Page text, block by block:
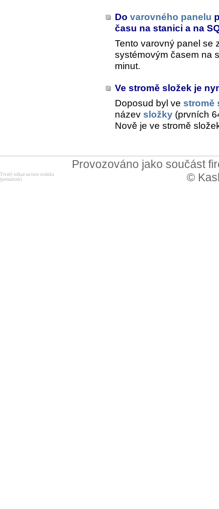
Do varovného panelu
času na stanici a na
Tento varovný panel se
systémovým časem na
minut.
Ve stromě složek je
Doposud byl ve stromě
název složky (prvních
Nově je ve stromě
Provozováno jako součást
©
Trvalý odkaz na tuto stránku
(permalink)